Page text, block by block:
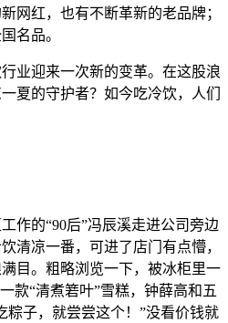
网红，也有不断革新的老品牌；
名品。
业迎来一次新的变革。在这股浪
夏的守护者？如今吃冷饮，人们
作的“90后”冯辰溪走进公司旁边
清凉一番，可进了店门有点懵，
目。粗略浏览一下，被冰柜里一
款“清煮箬叶”雪糕，钟薛高和五
粽子，就尝尝这个！”没看价钱就